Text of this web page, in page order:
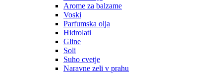
Arome za balzame
Voski
Parfumska olja
Hidrolati
Gline
Soli
Suho cvetje
Naravne zeli v prahu